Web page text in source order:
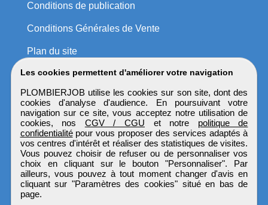
Les cookies permettent d'améliorer votre navigation
PLOMBIERJOB utilise les cookies sur son site, dont des
cookies d'analyse d'audience. En poursuivant votre
navigation sur ce site, vous acceptez notre utilisation de
cookies, nos CGV / CGU et notre politique de
confidentialitépour vous proposer des services adaptés à
vos centres d'intérêt et réaliser des statistiques de visites.
Vous pouvez choisir de refuser ou de personnaliser vos
choix en cliquant sur le bouton "Personnaliser". Par
ailleurs, vous pouvez à tout moment changer d'avis en
cliquant sur "Paramètres des cookies" situé en bas de
page.
Conditions de publication
Conditions Générales de Vente
Plan du site